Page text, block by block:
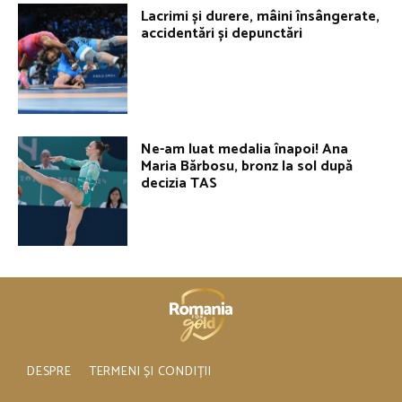
Lacrimi și durere, mâini însângerate,
accidentări și depunctări
Ne-am luat medalia înapoi! Ana
Maria Bărbosu, bronz la sol după
decizia TAS
DESPRE TERMENI ȘI CONDIȚII